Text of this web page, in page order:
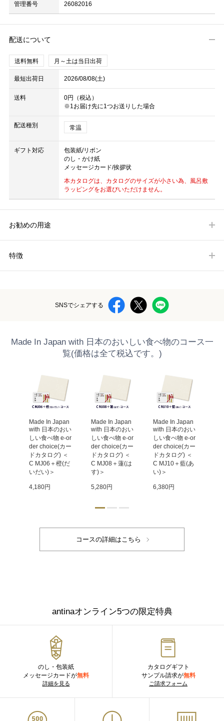
管理番号 26082016
配送について
送料無料 月～土は当日出荷
最短出荷日 2026/08/08(土)
送料
0円（税込）
※1お届け先に1つお送りした場合
配送種別 常温
ギフト対応
包装紙/リボン
のし・かけ紙
メッセージカード/挨拶状
本カタログは、カタログのサイズが小さい為、風呂敷
ラッピングをお選びいただけません。
お勧めの用途
特徴
SNSでシェアする
Made In Japan with 日本のおいしい食べ物のコース一
覧(価格は全て税込です。)
Made In Japan
with 日本のおい
しい食べ物 e-or
der choice(カー
ドカタログ) ＜
C MJ06＋橙(だ
いだい)＞
4,180円
Made In Japan
with 日本のおい
しい食べ物 e-or
der choice(カー
ドカタログ) ＜
C MJ08＋蓮(は
す)＞
5,280円
Made In Japan
with 日本のおい
しい食べ物 e-or
der choice(カー
ドカタログ) ＜
C MJ10＋藍(あ
い)＞
6,380円
antinaオンライン5つの限定特典
のし・包装紙
メッセージカードが無料
詳細を見る
カタログギフト
サンプル請求が無料
ご請求フォーム